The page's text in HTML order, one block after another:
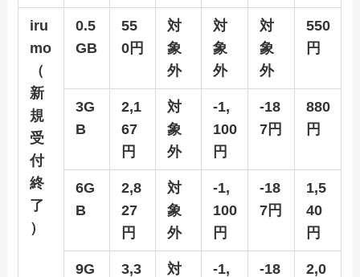
iru
mo
（
新
規
受
付
終
了
）
0.5
GB
55
0円
対
象
外
対
象
外
対
象
外
550
円
3G
B
2,1
67
円
対
象
外
-1,
100
円
-18
7円
880
円
6G
B
2,8
27
円
対
象
外
-1,
100
円
-18
7円
1,5
40
円
9G
3,3
対
-1,
-18
2,0